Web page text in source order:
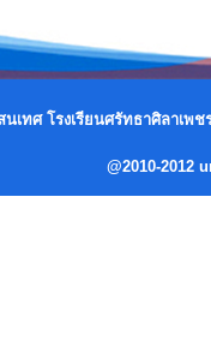
นเทศ โรงเรียนศรัทธาศิลาเพ
@2010-2012